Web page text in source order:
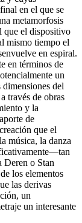
en el que se
metamorfosis
que el dispositivo
mismo tiempo el
en espiral.
en términos de
un
dimensiones del
través de obras
y la
de
que el
música, la danza
Deren o Stan
los elementos
las derivas
un
un interesante